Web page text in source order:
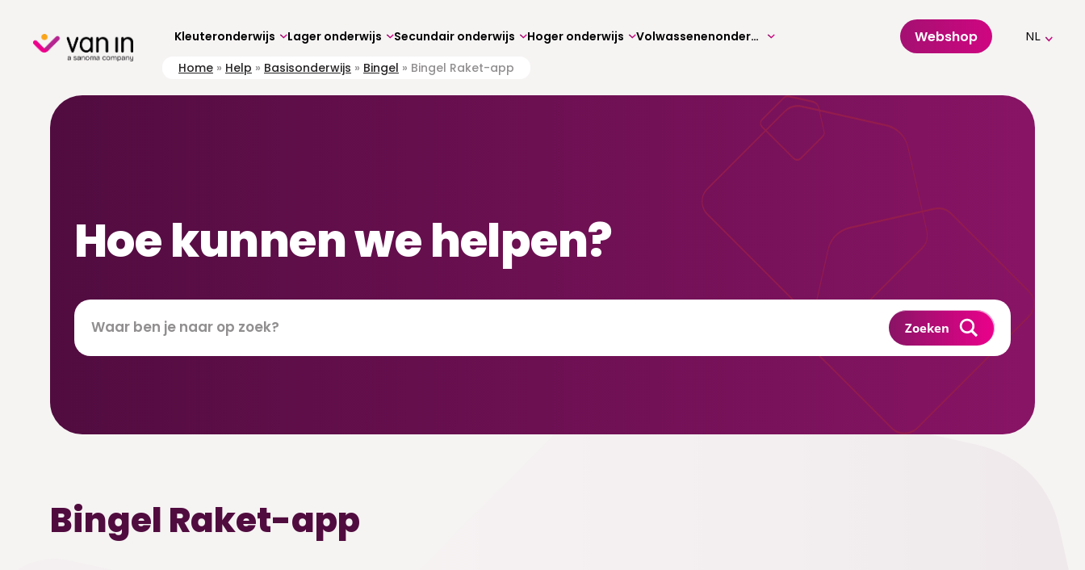
content Kleuteronderwijs Lager onderwijs Secundair onderwijs Hoger onderwijs Volwassenenonderwijs Webshop NL
Home » Help » Basisonderwijs » Bingel » Bingel Raket-app
Hoe kunnen we helpen?
Zoeken
Zoeken
Bingel Raket-app